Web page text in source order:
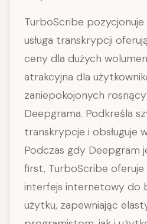
TurboScribe pozycjonuje
usługa transkrypcji
ceny dla dużych
atrakcyjna dla
zaniepokojonych
Deepgrama. Podkreśla
transkrypcje i obsługuje
Podczas gdy Deepgram
first, TurboScribe oferuje
interfejs internetowy do
użytku, zapewniając